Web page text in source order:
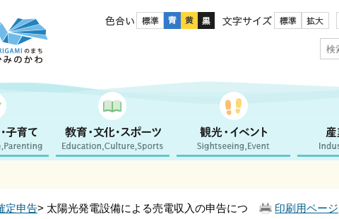
色合い 文字サイズ
印刷用ページ
定申告> 太陽光発電設備による売電収入の申告につ